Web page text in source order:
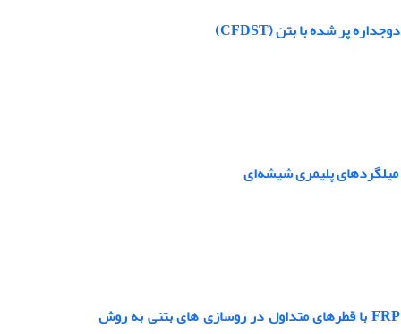
میلگردهای پلیمری شیشه‌ای
بررسی پدیده خستگی و تغییرات تنش با به کارگیری میلگردهای داول کامپوزیتی FRP با قطرهای متداول در روسازی های بتنی به روش